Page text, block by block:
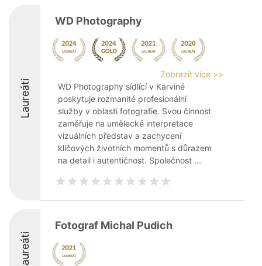
Laureáti
WD Photography
Zobrazit více >>
WD Photography sídlící v Karviné
poskytuje rozmanité profesionální
služby v oblasti fotografie. Svou činnost
zaměřuje na umělecké interpretace
vizuálních představ a zachycení
klíčových životních momentů s důrazem
na detail i autentičnost. Společnost ...
Laureáti
Fotograf Michal Pudich